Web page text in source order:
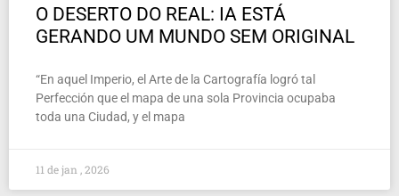
O DESERTO DO REAL: IA ESTÁ
GERANDO UM MUNDO SEM ORIGINAL
“En aquel Imperio, el Arte de la Cartografía logró tal
Perfección que el mapa de una sola Provincia ocupaba
toda una Ciudad, y el mapa
11 de jan , 2026